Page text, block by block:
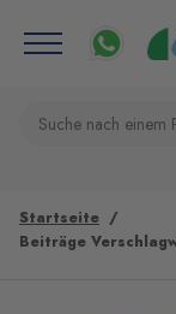
Startseite
Beiträge